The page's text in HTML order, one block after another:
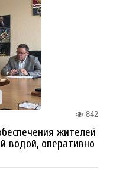
842
жителей
водой, оперативно